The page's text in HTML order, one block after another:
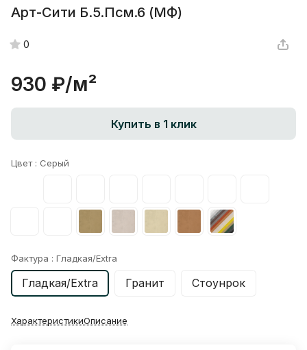
Арт-Сити Б.5.Псм.6 (МФ)
0
930 ₽/м²
Купить в 1 клик
Цвет : Серый
Фактура : Гладкая/Extra
Гладкая/Extra Гранит Стоунрок
ХарактеристикиОписание